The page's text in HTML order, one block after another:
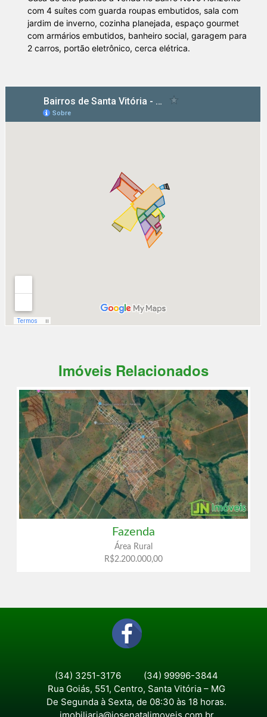
com 4 suítes com guarda roupas embutidos, sala com
jardim de inverno, cozinha planejada, espaço gourmet
com armários embutidos, banheiro social, garagem para
2 carros, portão eletrônico, cerca elétrica.
Imóveis Relacionados
Fazenda
Área Rural
R$2.200.000,00
(34) 3251-3176
(34) 99996-3844
Rua Goiás, 551, Centro, Santa Vitória – MG
De Segunda à Sexta, de 08:30 às 18 horas.